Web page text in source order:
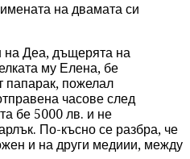
на двамата си
Деа, дъщерята на
му Елена, бе
папарак, пожелал
часове след
бе 5000 лв. и не
По-късно се разбра, че
и на други медиии, между